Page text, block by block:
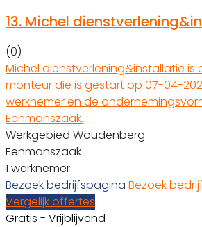
13. Michel
(0)
Michel dienstverlening&installatie is
monteur die is gestart op 07-04-
werknemer en de
Eenmanszaak.
Werkgebied Woudenberg
Eenmanszaak
1 werknemer
Bezoek bedrijfspagina Bezoek
Vergelijk offertes
Gratis - Vrijblijvend